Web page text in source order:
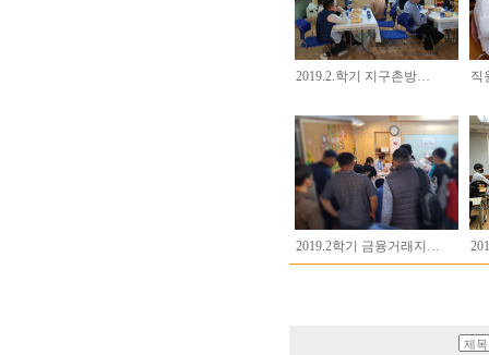
2019.2.학기 지구촌방… 직
2019.2학기 금융거래지…